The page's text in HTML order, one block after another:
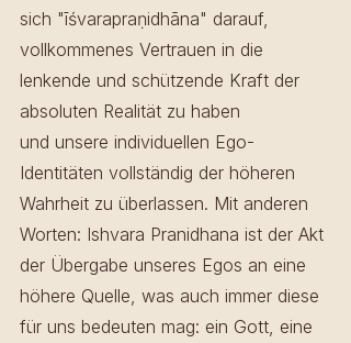
sich "īśvarapraṇidhāna" darauf,
vollkommenes Vertrauen in die
lenkende und schützende Kraft der
absoluten Realität zu haben
und unsere individuellen Ego-
Identitäten vollständig der höheren
Wahrheit zu überlassen. Mit anderen
Worten: Ishvara Pranidhana ist der Akt
der Übergabe unseres Egos an eine
höhere Quelle, was auch immer diese
für uns bedeuten mag: ein Gott, eine